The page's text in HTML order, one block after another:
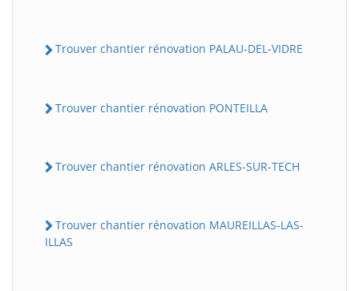
Trouver chantier rénovation PALAU-DEL-VIDRE
Trouver chantier rénovation PONTEILLA
Trouver chantier rénovation ARLES-SUR-TECH
Trouver chantier rénovation MAUREILLAS-LAS-
ILLAS